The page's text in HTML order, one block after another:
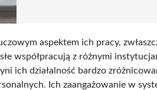
aspektem ich pracy,
współpracują z różnymi
ich działalność bardzo
Ich zaangażowanie w